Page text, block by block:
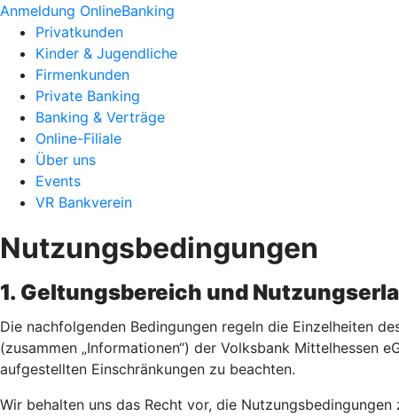
Anmeldung OnlineBanking
Privatkunden
Kinder & Jugendliche
Firmenkunden
Private Banking
Banking & Verträge
Online-Filiale
Über uns
Events
VR Bankverein
Nutzungsbedingungen
1. Geltungsbereich und
Die nachfolgenden Bedingungen regeln die Einzelheiten
(zusammen „Informationen“) der Volksbank Mittelhessen
aufgestellten Einschränkungen zu beachten.
Wir behalten uns das Recht vor, die